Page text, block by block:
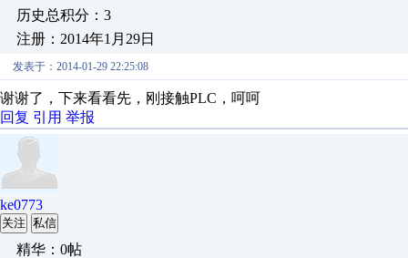
历史总积分：3
注册：2014年1月29日
发表于：2014-01-29 22:25:08
谢谢了，下来看看先，刚接触PLC，呵呵
回复 引用 举报
ke0773
关注 私信
精华：0帖